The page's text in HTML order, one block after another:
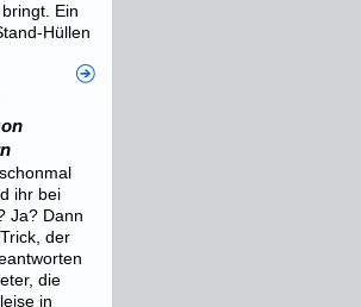
Ein
Hüllen
ihr bei
Ja? Dann
der
die
in